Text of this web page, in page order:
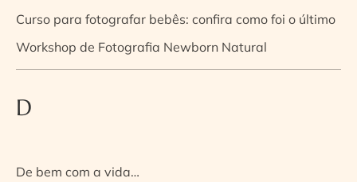
Curso para fotografar bebês: confira como foi o último
Workshop de Fotografia Newborn Natural
D
De bem com a vida…